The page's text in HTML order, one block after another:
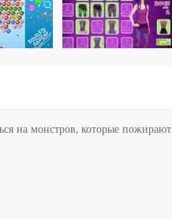
на монстров, которые пожирают